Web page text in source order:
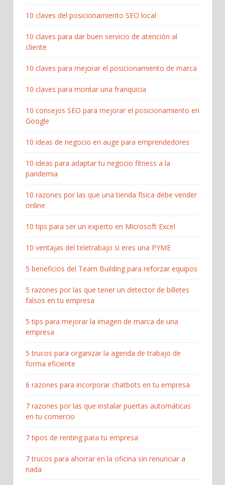
10 claves del posicionamiento SEO local
10 claves para dar buen servicio de atención al
cliente
10 claves para mejorar el posicionamiento de marca
10 claves para montar una franquicia
10 consejos SEO para mejorar el posicionamiento en
Google
10 ideas de negocio en auge para emprendedores
10 ideas para adaptar tu negocio fitness a la
pandemia
10 razones por las que una tienda física debe vender
online
10 tips para ser un experto en Microsoft Excel
10 ventajas del teletrabajo si eres una PYME
5 beneficios del Team Building para reforzar equipos
5 razones por las que tener un detector de billetes
falsos en tu empresa
5 tips para mejorar la imagen de marca de una
empresa
5 trucos para organizar la agenda de trabajo de
forma eficiente
6 razones para incorporar chatbots en tu empresa
7 razones por las que instalar puertas automáticas
en tu comercio
7 tipos de renting para tu empresa
7 trucos para ahorrar en la oficina sin renunciar a
nada